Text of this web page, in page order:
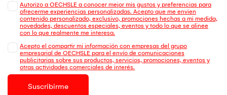
Autorizo a OECHSLE a conocer mejor mis gustos y preferencias para
ofrecerme experiencias personalizadas. Acepto que me envien
contenido personalizado, exclusivo, promociones hechas a mi medida,
novedades, descuentos especiales, eventos y todo lo que se alinee
con lo que realmente me interesa.
Acepto el compartir mi información con empresas del grupo
empresarial de OECHSLE para el envío de comunicaciones
publicitarias sobre sus productos, servicios, promociones, eventos y
otras actividades comerciales de interés.
Suscribirme